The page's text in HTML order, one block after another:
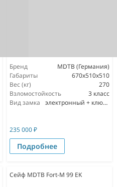
Бренд
MDTB (Германия)
Габариты
670x510x510
Вес (кг)
270
Взломостойкость
3 класс
Вид замка
электронный + ключевой
235 000₽
Подробнее
Сейф MDTB Fort-M 99 EK